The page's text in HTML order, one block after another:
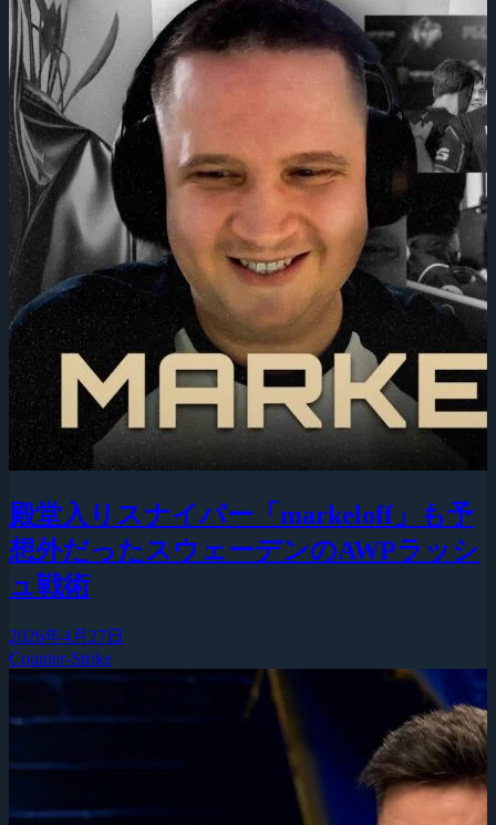
殿堂入りスナイパー「markeloff」も予
想外だったスウェーデンのAWPラッシ
ュ戦術
2026年4月27日
Counter-Strike